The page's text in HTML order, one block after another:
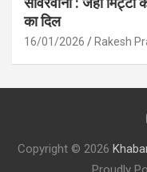
का दिल
16/01/2026 Rakesh
Copyright © 2026